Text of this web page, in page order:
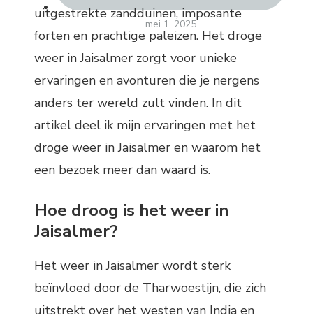
mei 1, 2025
uitgestrekte zandduinen, imposante
forten en prachtige paleizen. Het droge
weer in Jaisalmer zorgt voor unieke
ervaringen en avonturen die je nergens
anders ter wereld zult vinden. In dit
artikel deel ik mijn ervaringen met het
droge weer in Jaisalmer en waarom het
een bezoek meer dan waard is.
Hoe droog is het weer in
Jaisalmer?
Het weer in Jaisalmer wordt sterk
beïnvloed door de Tharwoestijn, die zich
uitstrekt over het westen van India en